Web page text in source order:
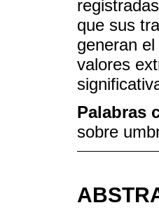
que sus
generan
valores
Palabras
sobre